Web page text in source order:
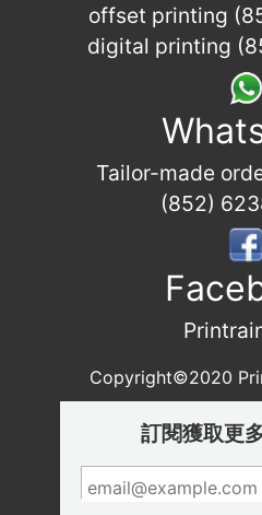
offset printing
digital printing
Tailor-made
(852)
Copyright©2020
訂閱獲取更